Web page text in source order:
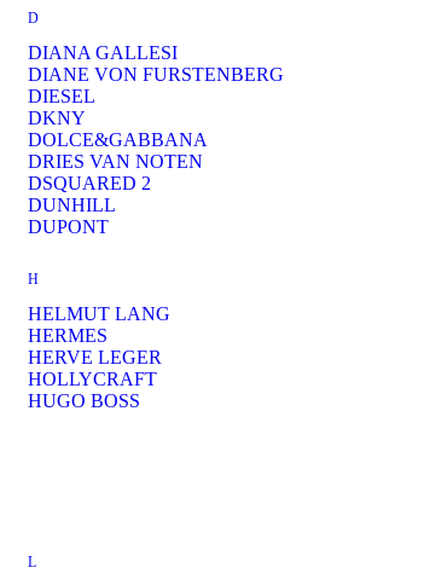
D
DIANA GALLESI
DIANE VON FURSTENBERG
DIESEL
DKNY
DOLCE&GABBANA
DRIES VAN NOTEN
DSQUARED 2
DUNHILL
DUPONT
H
HELMUT LANG
HERMES
HERVE LEGER
HOLLYCRAFT
HUGO BOSS
L